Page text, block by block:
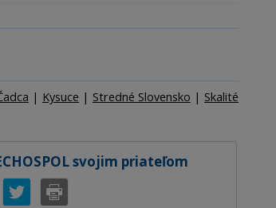
Hotel
| Kysuce | Stredné Slovensko | Skalité
svojim priateľom